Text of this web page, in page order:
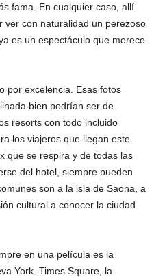
fama. En cualquier caso, allí
ver con naturalidad un perezoso
es un espectáculo que merece
por excelencia. Esas fotos
bien podrían ser de
resorts con todo incluido
los viajeros que llegan este
que se respira y de todas las
del hotel, siempre pueden
son a la isla de Saona, a
cultural a conocer la ciudad
en una película es la
York. Times Square, la